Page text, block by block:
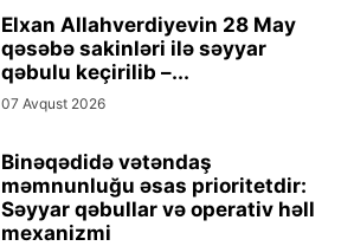
Elxan Allahverdiyevin 28 May
qəsəbə sakinləri ilə səyyar
qəbulu keçirilib –...
07 Avqust 2026
Binəqədidə vətəndaş
məmnunluğu əsas prioritetdir:
Səyyar qəbullar və operativ həll
mexanizmi